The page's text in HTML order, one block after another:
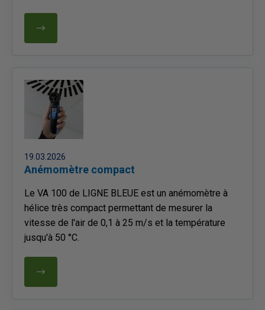
19.03.2026
Anémomètre compact
Le VA 100 de LIGNE BLEUE est un anémomètre à
hélice très compact permettant de mesurer la
vitesse de l'air de 0,1 à 25 m/s et la température
jusqu'à 50 °C.